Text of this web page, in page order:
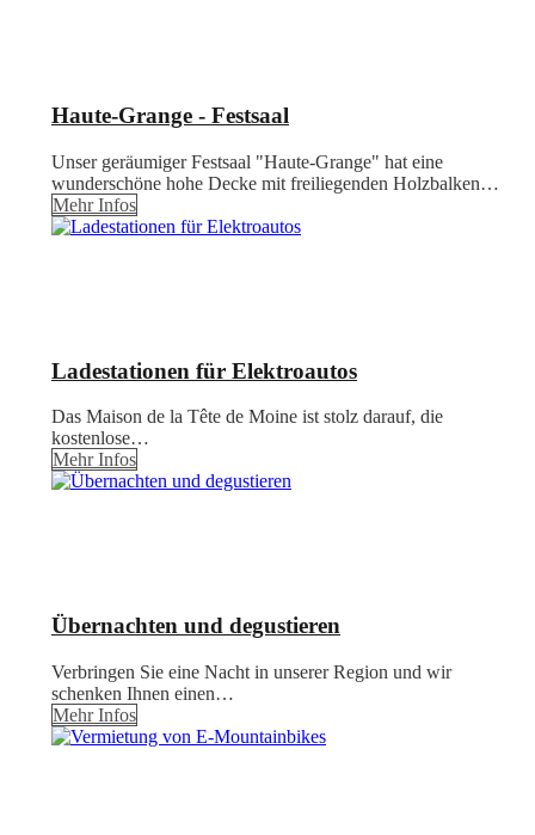
Haute-Grange - Festsaal
Unser geräumiger Festsaal "Haute-Grange" hat eine
wunderschöne hohe Decke mit freiliegenden Holzbalken…
Mehr Infos
Ladestationen für Elektroautos
Das Maison de la Tête de Moine ist stolz darauf, die
kostenlose…
Mehr Infos
Übernachten und degustieren
Verbringen Sie eine Nacht in unserer Region und wir
schenken Ihnen einen…
Mehr Infos